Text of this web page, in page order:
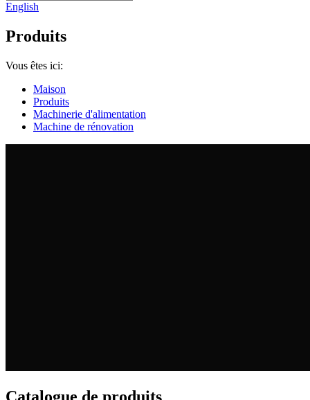
English
Produits
Vous êtes ici:
Maison
Produits
Machinerie d'alimentation
Machine de rénovation
Catalogue de produits